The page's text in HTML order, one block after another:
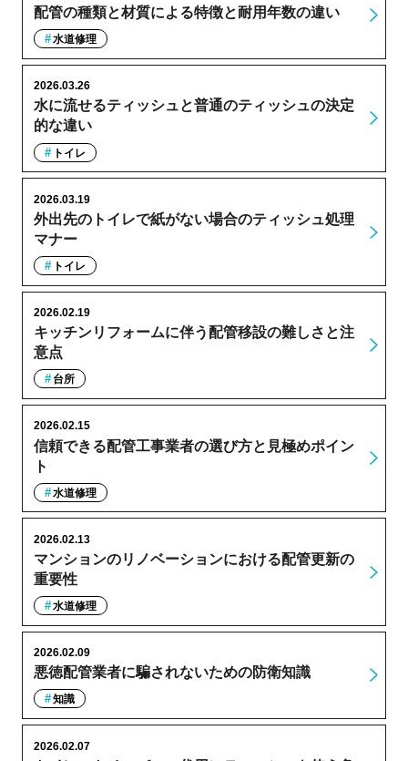
配管の種類と材質による特徴と耐用年数の違い
水道修理
水に流せるティッシュと普通のティッシュの決定
的な違い
2026.03.26
トイレ
外出先のトイレで紙がない場合のティッシュ処理
マナー
2026.03.19
トイレ
キッチンリフォームに伴う配管移設の難しさと注
意点
2026.02.19
台所
信頼できる配管工事業者の選び方と見極めポイン
ト
2026.02.15
水道修理
マンションのリノベーションにおける配管更新の
重要性
2026.02.13
水道修理
悪徳配管業者に騙されないための防衛知識
2026.02.09
知識
2026.02.07